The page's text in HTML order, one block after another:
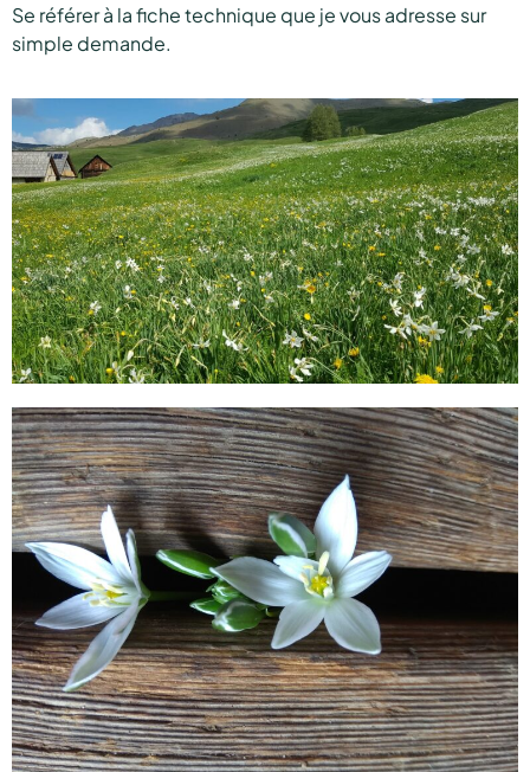
Se référer à la fiche technique que je vous adresse sur
simple demande.